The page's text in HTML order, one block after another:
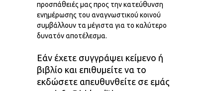
προσπάθειές μας προς την κατεύθυνση
ενημέρωσης του αναγνωστικού κοινού
συμβάλλουν τα μέγιστα για το καλύτερο
δυνατόν αποτέλεσμα.
Εάν έχετε συγγράψει κείμενο ή
βιβλίο και επιθυμείτε να το
εκδώσετε απευθυνθείτε σε εμάς